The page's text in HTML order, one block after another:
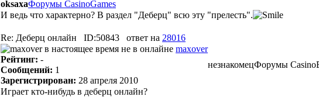
oksaxaФорумы CasinoGames
И ведь что характерно? В раздел "Деберц" всю эту "прелесть".
Re: Деберц онлайн ID:50843 ответ на 28016
maxover
Рейтинг: -
Сообщений: 1
Зарегистрирован: 28 апреля 2010
незнакомецФорумы
Играет кто-нибудь в деберц онлайн?